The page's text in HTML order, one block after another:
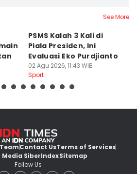
See More
PSMS Kalah 3 Kali di
Piala Presiden, Ini
Evaluasi Eko Purdjianto
02 Agu 2026, 11:43 WIB
Sport
Contact UsTerms of Services
SiberIndexSitemap
Follow Us